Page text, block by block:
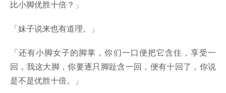
比小脚优胜十倍？」
「妹子说来也有道理。」
「还有小脚女子的脚掌，你们一口便把它含住，享受一
回，我这大脚，你要逐只脚趾含一回，便有十回了，你说
是不是优胜十倍。」